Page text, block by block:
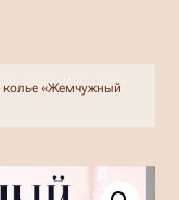
колье «Жемчужный